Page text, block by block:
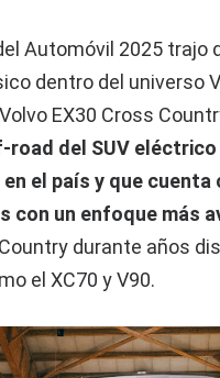
Automóvil 2025 trajo
dentro del universo
EX30 Cross
del SUV
en el país y que
con un enfoque más
durante años
el XC70 y V90.